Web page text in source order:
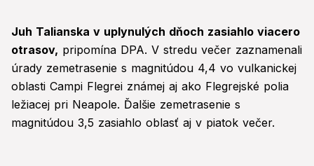
Juh Talianska v uplynulých dňoch zasiahlo viacero
otrasov, pripomína DPA. V stredu večer zaznamenali
úrady zemetrasenie s magnitúdou 4,4 vo vulkanickej
oblasti Campi Flegrei známej aj ako Flegrejské polia
ležiacej pri Neapole. Ďalšie zemetrasenie s
magnitúdou 3,5 zasiahlo oblasť aj v piatok večer.